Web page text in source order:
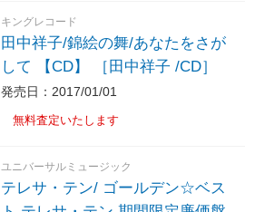
キングレコード
田中祥子/錦絵の舞/あなたをさが
して 【CD】 ［田中祥子 /CD］
発売日：2017/01/01
無料査定いたします
ユニバーサルミュージック
テレサ・テン/ ゴールデン☆ベス